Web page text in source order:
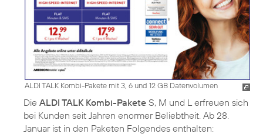
ALDI TALK Kombi-Pakete mit 3, 6 und 12 GB Datenvolumen
Die ALDI TALK Kombi-Pakete S, M und L erfreuen sich
bei Kunden seit Jahren enormer Beliebtheit. Ab 28.
Januar ist in den Paketen Folgendes enthalten: